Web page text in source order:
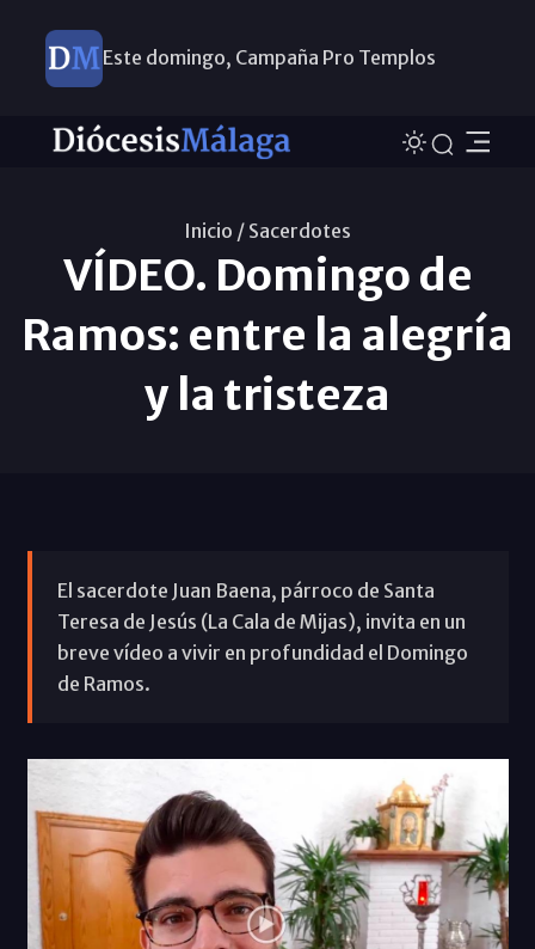
Este domingo, Campaña Pro Templos
Inicio / Sacerdotes
VÍDEO. Domingo de
Ramos: entre la alegría
y la tristeza
El sacerdote Juan Baena, párroco de Santa
Teresa de Jesús (La Cala de Mijas), invita en un
breve vídeo a vivir en profundidad el Domingo
de Ramos.